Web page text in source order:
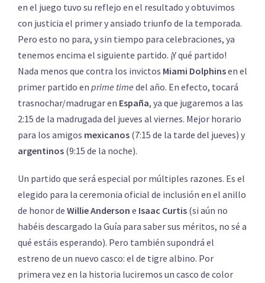
en el juego tuvo su reflejo en el resultado y obtuvimos
con justicia el primer y ansiado triunfo de la temporada.
Pero esto no para, y sin tiempo para celebraciones, ya
tenemos encima el siguiente partido. ¡Y qué partido!
Nada menos que contra los invictos Miami Dolphinsen el
primer partido en prime time del año. En efecto, tocará
trasnochar/madrugar en España, ya que jugaremos a las
2:15 de la madrugada del jueves al viernes. Mejor horario
para los amigos mexicanos (7:15 de la tarde del jueves) y
argentinos (9:15 de la noche).
Un partido que será especial por múltiples razones. Es el
elegido para la ceremonia oficial de inclusión en el anillo
de honor de WillieAnderson e Isaac Curtis (si aún no
habéis descargado la Guía para saber sus méritos, no sé a
qué estáis esperando). Pero también supondrá el
estreno de un nuevo casco: el de tigre albino. Por
primera vez en la historia luciremos un casco de color